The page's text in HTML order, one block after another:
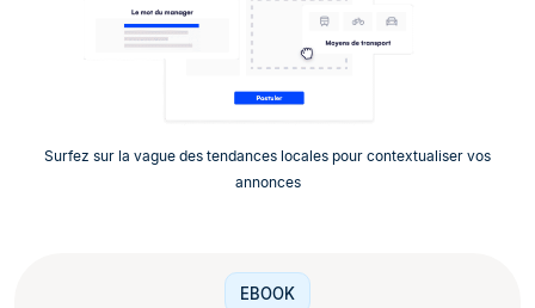
Surfez sur la vague des tendances locales pour contextualiser vos
annonces
EBOOK